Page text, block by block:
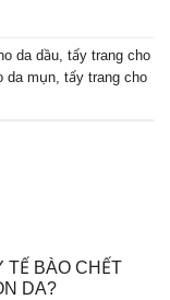
da dầu tẩy trang cho
da mụn tẩy trang cho
TẾ BÀO CHẾT
DA?